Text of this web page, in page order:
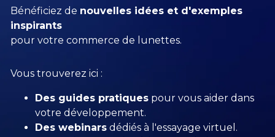
Bénéficiez de nouvelles idées et d'exemples
inspirants
pour votre commerce de lunettes.
Vous trouverez ici :
Des guides pratiques pour vous aider dans
votre développement.
Des webinars dédiés à l'essayage virtuel.